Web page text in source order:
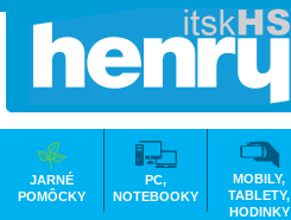
JARNÉ
POMÔCKY
PC,
NOTEBOOKY
MOBILY,
TABLETY,
HODINKY